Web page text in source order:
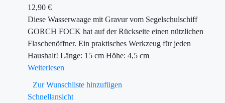
12,90 €
Diese Wasserwaage mit Gravur vom Segelschulschiff
GORCH FOCK hat auf der Rückseite einen nützlichen
Flaschenöffner. Ein praktisches Werkzeug für jeden
Haushalt! Länge: 15 cm Höhe: 4,5 cm
Weiterlesen
Zur Wunschliste hinzufügen
Schnellansicht